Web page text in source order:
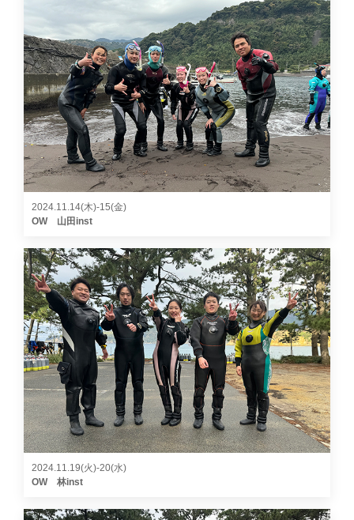
2024.11.14(木)-15(金)
OW 山田inst
2024.11.19(火)-20(水)
OW 林inst